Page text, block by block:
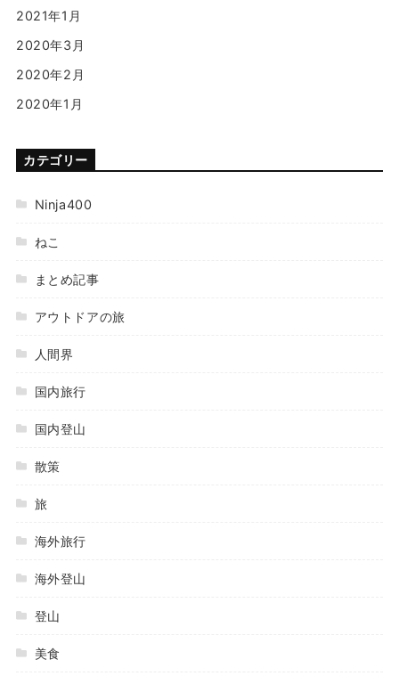
2021年1月
2020年3月
2020年2月
2020年1月
カテゴリー
Ninja400
ねこ
まとめ記事
アウトドアの旅
人間界
国内旅行
国内登山
散策
旅
海外旅行
海外登山
登山
美食